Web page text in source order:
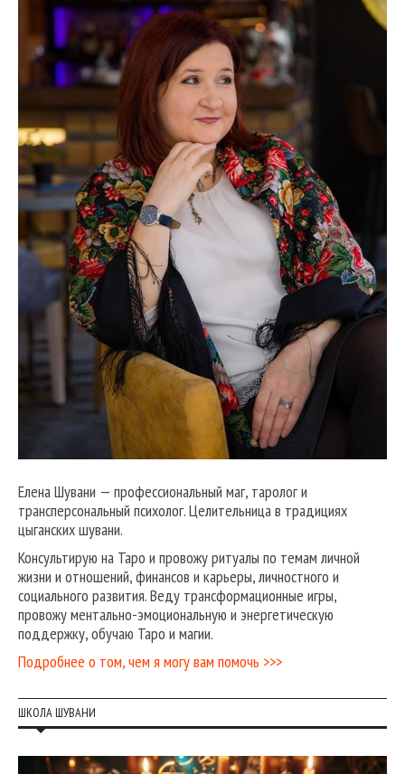
Елена Шувани — профессиональный маг, таролог и
трансперсональный психолог. Целительница в традициях
цыганских шувани.
Консультирую на Таро и провожу ритуалы по темам личной
жизни и отношений, финансов и карьеры, личностного и
социального развития. Веду трансформационные игры,
провожу ментально-эмоциональную и энергетическую
поддержку, обучаю Таро и магии.
Подробнее о том, чем я могу вам помочь >>>
ШКОЛА ШУВАНИ